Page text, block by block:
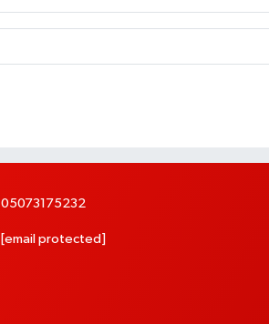
05073175232
[email protected]